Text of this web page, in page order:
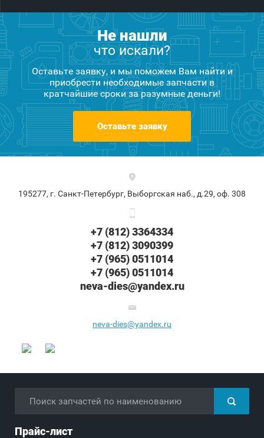
Не нашли
что искали?
Оставьте заявку, и мы поможем Вам найти и
приобрести необходимые запчасти в
кратчайшие сроки за разумные деньги!
Оставьте заявку
195277, г. Санкт-Петербург, Выборгская наб., д.29, оф. 308
+7 (812) 3364334
+7 (812) 3090399
+7 (965) 0511014
+7 (965) 0511014
neva-dies@yandex.ru
neva-dies@yandex.ru
Прайс-лист